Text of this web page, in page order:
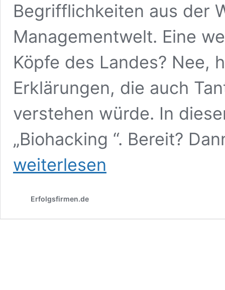
Begrifflichkeiten aus der
Managementwelt. Eine
Köpfe des Landes? Nee,
Erklärungen, die auch
verstehen würde. In
„Biohacking “. Bereit?
weiterlesen
Erfolgsfirmen.de